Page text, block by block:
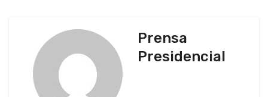
Prensa
Presidencial